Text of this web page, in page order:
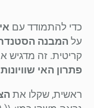
כדי להתמודד עם
על המבנה
קריטית. זה מדגיש
פתרון האי שוויונות
ראשית, שקלו את